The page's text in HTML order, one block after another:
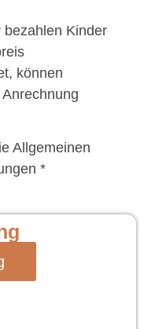
Kinder
können
Allgemeinen
*